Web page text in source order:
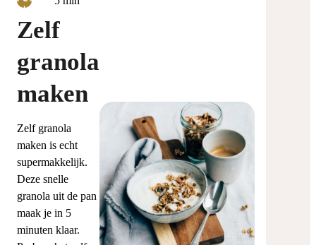
Zelf
granola
maken
Zelf granola
maken is echt
supermakkelijk.
Deze snelle
granola uit de pan
maak je in 5
minuten klaar.